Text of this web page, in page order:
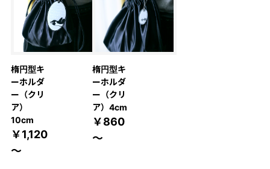
楕円型キ
ーホルダ
ー（クリ
ア）
10cm
￥1,120
～
楕円型キ
ーホルダ
ー（クリ
ア）4cm
￥860
～